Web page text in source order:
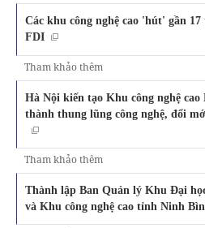
Các khu công nghệ cao 'hút' gần 17
FDI
Tham khảo thêm
Hà Nội kiến tạo Khu công nghệ cao
thành thung lũng công nghệ, đổi
Tham khảo thêm
Thành lập Ban Quản lý Khu Đại
và Khu công nghệ cao tỉnh Ninh